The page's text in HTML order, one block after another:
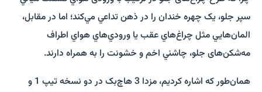
سپر جلو، يک چهره خندان را در ذهن تداعي مي‌کند؛ اما در مقابل،
المان‌هايي مثل چراغ‌هاي عقب يا ورودي‌هاي هواي اطراف
مه‌شکن‌های جلو، چاشني اخم و خشونت را به همراه دارند.
همان‌طور که اشاره کردیم، مزدا 3 هاچ‌بک در دو نسخه تیپ 1 و